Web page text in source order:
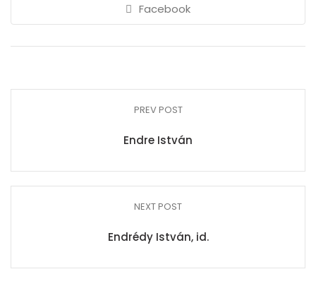
Facebook
PREV POST
Endre István
NEXT POST
Endrédy István, id.